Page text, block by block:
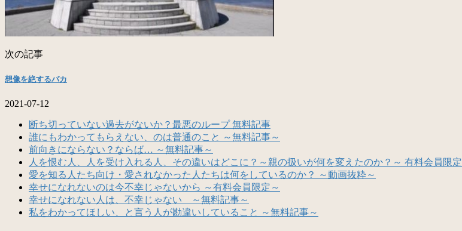
次の記事
想像を絶するバカ
2021-07-12
断ち切っていない過去がないか？最悪のループ 無料記事
誰にもわかってもらえない、のは普通のこと ～無料記事～
前向きにならない？ならば… ～無料記事～
人を恨む人、人を受け入れる人、その違いはどこに？～親の扱いが何を変えたのか？～ 有料会員限定
愛を知る人たち向け・愛されなかった人たちは何をしているのか？ ～動画抜粋～
幸せになれないのは今不幸じゃないから ～有料会員限定～
幸せになれない人は、不幸じゃない ～無料記事～
私をわかってほしい、と言う人が勘違いしていること ～無料記事～